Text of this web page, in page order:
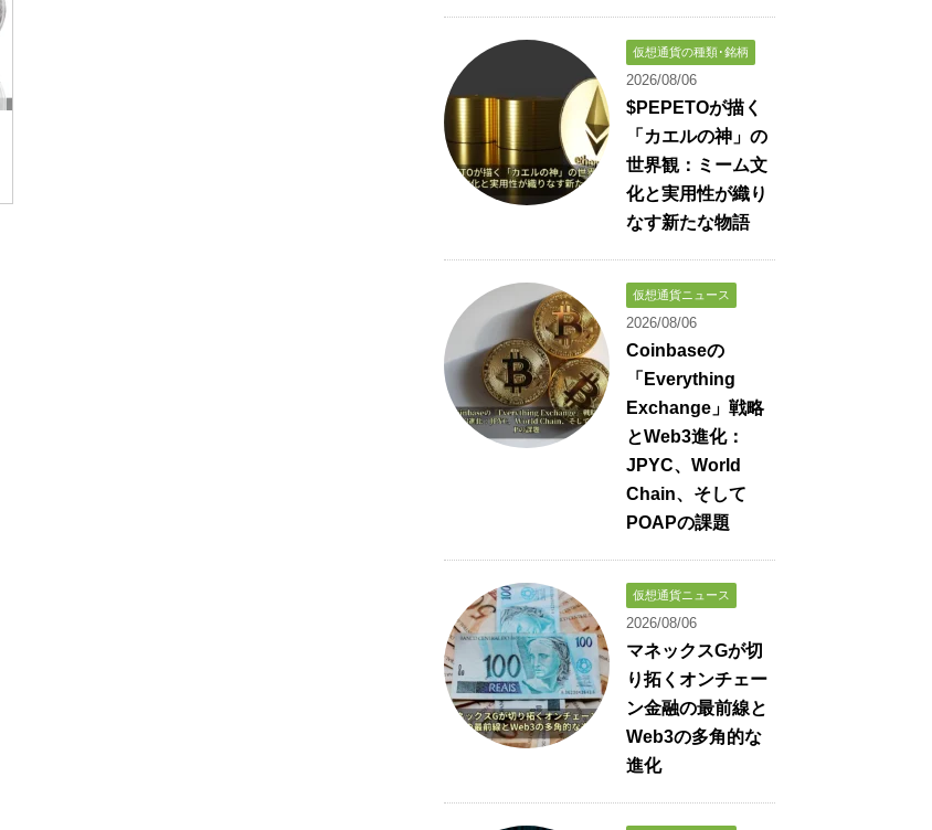
仮想通貨の種類･銘柄
2026/08/06
$PEPETOが描く
「カエルの神」の
世界観：ミーム文
化と実用性が織り
なす新たな物語
仮想通貨ニュース
2026/08/06
Coinbaseの
「Everything
Exchange」戦略
とWeb3進化：
JPYC、World
Chain、そして
POAPの課題
仮想通貨ニュース
2026/08/06
マネックスGが切
り拓くオンチェー
ン金融の最前線と
Web3の多角的な
進化